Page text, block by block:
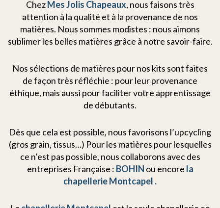
ChezMes Jolis Chapeaux, nous faisons très
attention à la qualité et à la provenance de nos
matières. Nous sommes modistes : nous aimons
sublimer les belles matières grâce à notre savoir-faire.
Nos sélections de matières pour nos kits sont faites
de façon très réfléchie : pour leur provenance
éthique, mais aussi pour faciliter votre apprentissage
de débutants.
Dès que cela est possible, nous favorisons l’upcycling
(gros grain, tissus…) Pour les matières pour lesquelles
ce n’est pas possible, nous collaborons avec des
entreprises Française : BOHIN ou encore la
chapellerie Montcapel .